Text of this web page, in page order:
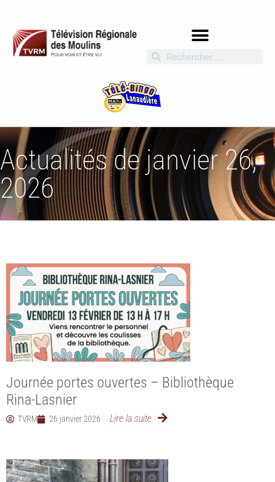
Actualités de janvier 26,
2026
Journée portes ouvertes – Bibliothèque
Rina-Lasnier
TVRM 26 janvier 2026 Lire la suite